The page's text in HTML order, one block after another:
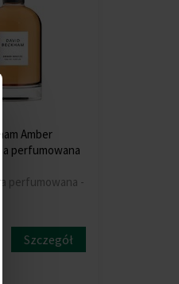
Amber
perfumowana
perfumowana -
Szczegół